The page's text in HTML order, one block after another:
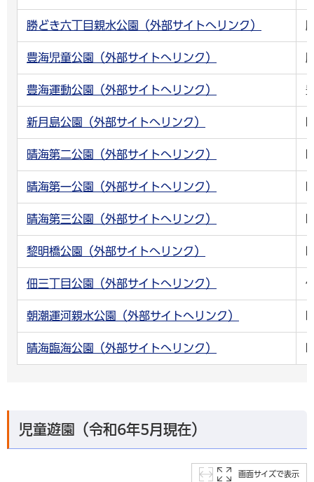
勝どき六丁目親水公園（外部サイトへリンク）
豊海児童公園（外部サイトへリンク）
豊海運動公園（外部サイトへリンク）
新月島公園（外部サイトへリンク）
晴海第二公園（外部サイトへリンク）
晴海第一公園（外部サイトへリンク）
晴海第三公園（外部サイトへリンク）
黎明橋公園（外部サイトへリンク）
佃三丁目公園（外部サイトへリンク）
朝潮運河親水公園（外部サイトへリンク）
晴海臨海公園（外部サイトへリンク）
児童遊園（令和6年5月現在）
画面サイズで表示